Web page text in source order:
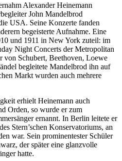
Alexander Heinemann
John Mandelbrod
USA. Seine Konzerte fanden
begeisterte Aufnahme. Eine
und 1911 in New York zuteil: im
Night Concerts der Metropolitan
von Schubert, Beethoven, Loewe
begleitete Mandelbrod ihn auf
Markt wurden auch mehrere
erhielt Heinemann auch
Orden, so wurde er zum
ernannt. In Berlin leitete er
Stern’schen Konservatoriums, an
war. Sein prominentester Schüler
der später eine glanzvolle
hatte.